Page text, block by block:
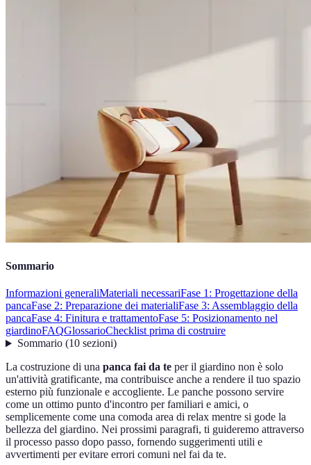
Sommario
Informazioni generaliMateriali necessariFase 1: Progettazione della
pancaFase 2: Preparazione dei materialiFase 3: Assemblaggio della
pancaFase 4: Finitura e trattamentoFase 5: Posizionamento nel
giardinoFAQGlossarioChecklist prima di costruire
Sommario(10 sezioni)
La costruzione di una panca fai da te per il giardino non è solo
un'attività gratificante, ma contribuisce anche a rendere il tuo spazio
esterno più funzionale e accogliente. Le panche possono servire
come un ottimo punto d'incontro per familiari e amici, o
semplicemente come una comoda area di relax mentre si gode la
bellezza del giardino. Nei prossimi paragrafi, ti guideremo attraverso
il processo passo dopo passo, fornendo suggerimenti utili e
avvertimenti per evitare errori comuni nel fai da te.